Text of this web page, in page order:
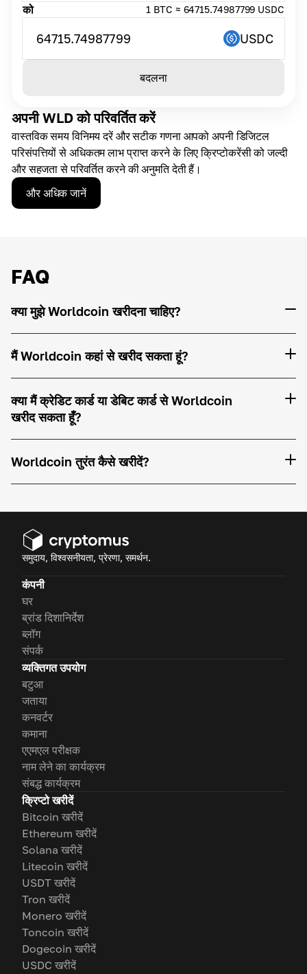
अपनी WLD को परिवर्तित करें
वास्तविक समय विनिमय दरें और सटीक गणना आपको अपनी डिजिटल
परिसंपत्तियों से अधिकतम लाभ प्राप्त करने के लिए क्रिप्टोकरेंसी को जल्दी
और सहजता से परिवर्तित करने की अनुमति देती हैं।
और अधिक जानें
को 1 BTC ≈ 64715.74987799 USDC
64715.74987799 USDC
बदलना
FAQ
क्या मुझे Worldcoin खरीदना चाहिए?
मैं Worldcoin कहां से खरीद सकता हूं?
क्या मैं क्रेडिट कार्ड या डेबिट कार्ड से Worldcoin
खरीद सकता हूँ?
Worldcoin तुरंत कैसे खरीदें?
समुदाय, विश्वसनीयता, प्रेरणा, समर्थन.
कंपनी
घर
ब्रांड दिशानिर्देश
ब्लॉग
संपर्क
व्यक्तिगत उपयोग
बटुआ
जताया
कनवर्टर
कमाना
एएमएल परीक्षक
नाम लेने का कार्यक्रम
संबद्ध कार्यक्रम
क्रिप्टो खरीदें
Bitcoin खरीदें
Ethereum खरीदें
Solana खरीदें
Litecoin खरीदें
USDT खरीदें
Tron खरीदें
Monero खरीदें
Toncoin खरीदें
Dogecoin खरीदें
USDC खरीदें